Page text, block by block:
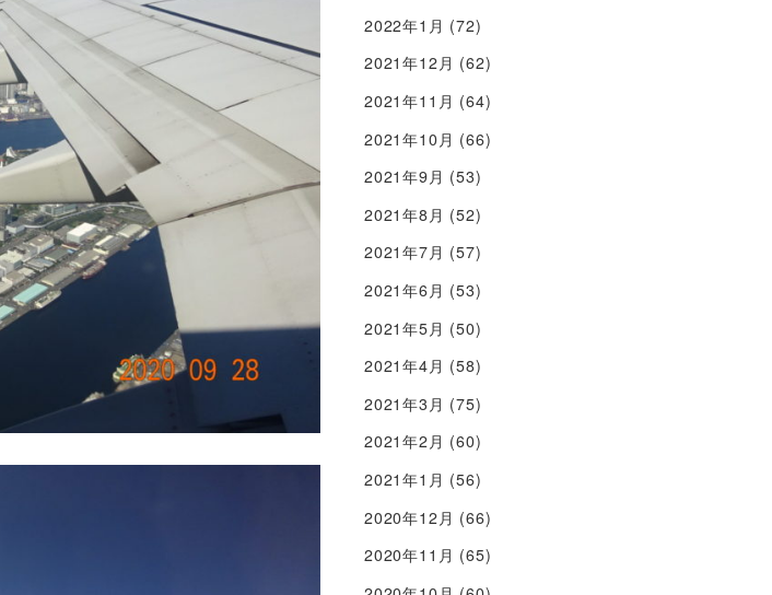
2022年1月 (72)
2021年12月 (62)
2021年11月 (64)
2021年10月 (66)
2021年9月 (53)
2021年8月 (52)
2021年7月 (57)
2021年6月 (53)
2021年5月 (50)
2021年4月 (58)
2021年3月 (75)
2021年2月 (60)
2021年1月 (56)
2020年12月 (66)
2020年11月 (65)